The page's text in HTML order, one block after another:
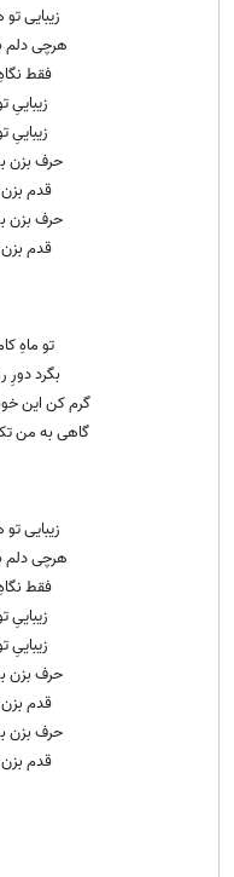
زیبایی
هرچی دلم
فقط
زیباییِ
زیباییِ
حرف بزن
قدم بزن
حرف بزن
قدم بزن
تو ماهِ
بگرد دورِ
گرم کن این
گاهی به من
زیبایی
هرچی دلم
فقط
زیباییِ
زیباییِ
حرف بزن
قدم بزن
حرف بزن
قدم بزن